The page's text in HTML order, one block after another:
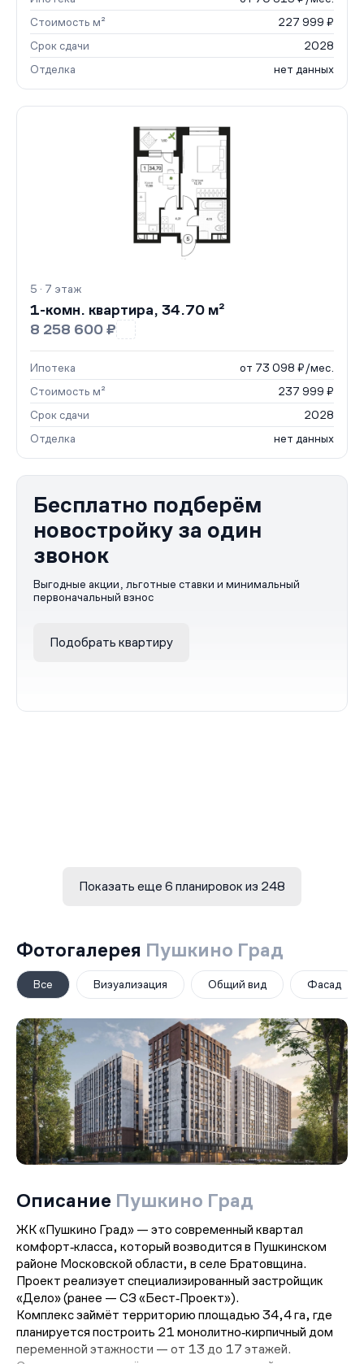
Стоимость м²
227 999 ₽
Срок сдачи
2028
Отделка
нет данных
5 · 7 этаж
1-комн. квартира, 34.70 м²
8 258 600 ₽
Ипотека
от 73 098 ₽/мес.
Стоимость м²
237 999 ₽
Срок сдачи
2028
Отделка
нет данных
Бесплатно подберём
новостройку за один
звонок
Выгодные акции, льготные ставки и минимальный
первоначальный взнос
Подобрать квартиру
Показать еще 6 планировок из 248
Фотогалерея Пушкино Град
Все Визуализация Общий вид Фасад
Описание Пушкино Град
ЖК «Пушкино Град» — это современный квартал
комфорт‑класса, который возводится в Пушкинском
районе Московской области, в селе Братовщина.
Проект реализует специализированный застройщик
«Дело» (ранее — СЗ «Бест‑Проект»).
Комплекс займёт территорию площадью 34,4 га, где
планируется построить 21 монолитно‑кирпичный дом
переменной этажности — от 13 до 17 этажей.